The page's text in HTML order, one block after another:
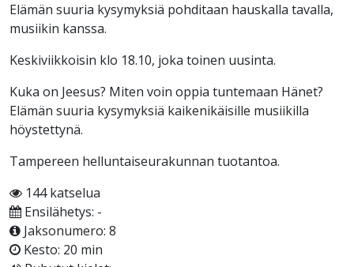
Elämän suuria kysymyksiä pohditaan hauskalla tavalla,
musiikin kanssa.
Keskiviikkoisin klo 18.10, joka toinen uusinta.
Kuka on Jeesus? Miten voin oppia tuntemaan Hänet?
Elämän suuria kysymyksiä kaikenikäisille musiikilla
höystettynä.
Tampereen helluntaiseurakunnan tuotantoa.
144 katselua
Ensilähetys: -
Jaksonumero: 8
Kesto: 20 min